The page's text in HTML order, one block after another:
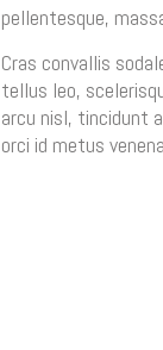
pellentesque,
Cras convallis
tellus leo,
arcu nisl, tincidunt
orci id metus